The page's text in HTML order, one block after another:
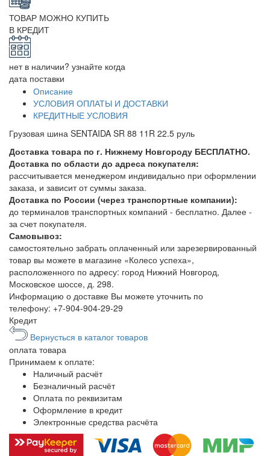
ТОВАР МОЖНО КУПИТЬ
В КРЕДИТ
нет в наличии? узнайте когда
дата поставки
Описание
УСЛОВИЯ ОПЛАТЫ И ДОСТАВКИ
КРЕДИТНЫЕ УСЛОВИЯ
Грузовая шина SENTAIDA SR 88 11R 22.5 руль
Доставка товара по г. Нижнему Новгороду БЕСПЛАТНО.
Доставка по области до адреса покупателя:
рассчитывается менеджером индивидально при оформлении
заказа, и зависит от суммы заказа.
Доставка по России (через транспортные компании):
до терминалов транспортных компаний - бесплатно. Далее -
за счет покупателя.
Самовывоз:
самостоятельно забрать оплаченный или зарезервированный
товар вы можете в магазине «Колесо успеха»,
расположенного по адресу: город Нижний Новгород,
Московское шоссе, д. 298.
Информацию о доставке Вы можете уточнить по
телефону: +7-904-904-29-29
Кредит
Вернусться в каталог товаров
оплата товара
Принимаем к оплате:
Наличный расчёт
Безналичный расчёт
Оплата по реквизитам
Оформление в кредит
Электронные средства расчёта